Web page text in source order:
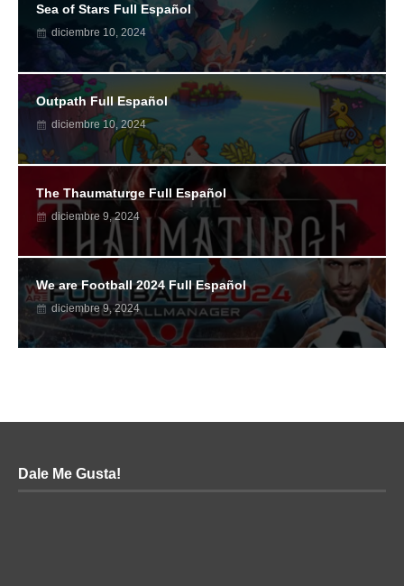
Sea of Stars Full Español
diciembre 10, 2024
Outpath Full Español
diciembre 10, 2024
The Thaumaturge Full Español
diciembre 9, 2024
We are Football 2024 Full Español
diciembre 9, 2024
Dale Me Gusta!